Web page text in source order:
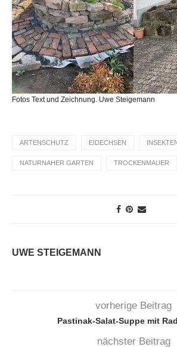
Fotos Text und Zeichnung. Uwe Steigemann
ARTENSCHUTZ EIDECHSEN INSEKTEN
NATURNAHER GARTEN TROCKENMAUER
UWE STEIGEMANN
vorherige Beitrag
Pastinak-Salat-Suppe mit
nächster Beitrag